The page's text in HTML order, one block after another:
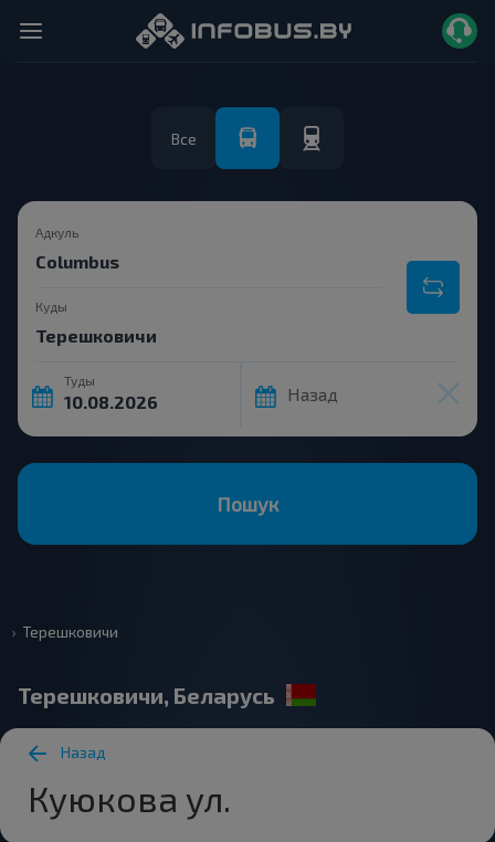
Все
Адкуль
Куды
Туды
Назад
Пошук
Терешковичи
Терешковичи, Беларусь
Назад
Куюкова ул.